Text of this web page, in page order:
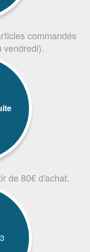
commandés
vendredi).
de 80€ d'achat.